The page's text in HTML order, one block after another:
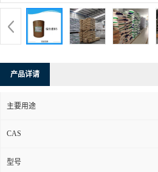
产品详请
主要用途
CAS
型号